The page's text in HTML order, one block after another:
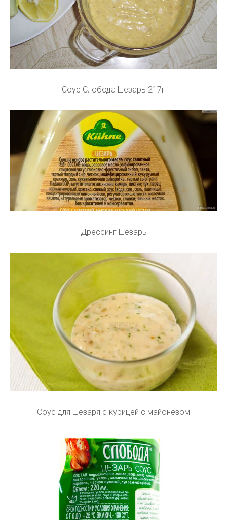
Соус Слобода Цезарь 217г
Дрессинг Цезарь
Соус для Цезаря с курицей с майонезом